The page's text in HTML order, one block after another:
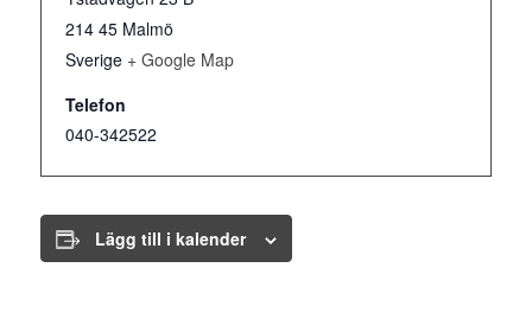
214 45 Malmö
Sverige + Google Map
Telefon
040-342522
Lägg till i kalender